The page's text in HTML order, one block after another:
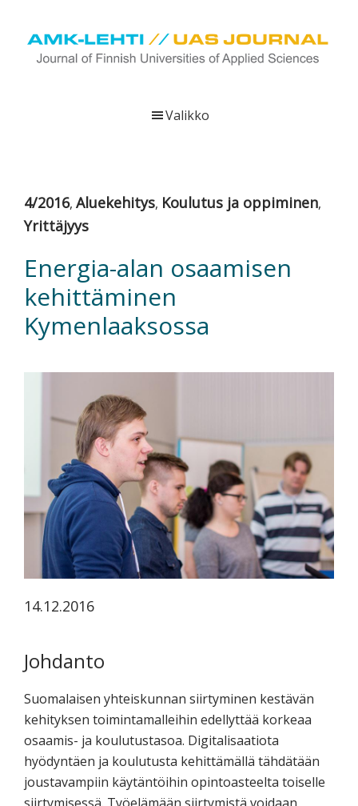
Hyppää
pääsisältöön
Hyppää
ensisijaiseen
Hyppää
alatunnisteeseen
viestittää
ammattikorkeakoulujen
kehittämis-
ja
innovaatiotoiminnasta
sekä
koskevasta
tutkimuksesta
kaikille
kiinnostuneille.
Valikko
4/2016, Aluekehitys, Koulutus ja oppiminen,
Yrittäjyys
Energia-alan osaamisen
kehittäminen
Kymenlaaksossa
14.12.2016
Johdanto
Suomalaisen yhteiskunnan siirtyminen kestävän
kehityksen toimintamalleihin edellyttää korkeaa
osaamis- ja koulutustasoa. Digitalisaatiota
hyödyntäen ja koulutusta kehittämällä tähdätään
joustavampiin käytäntöihin opintoasteelta toiselle